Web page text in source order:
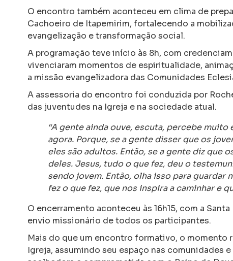
O encontro também aconteceu em clima de
Cachoeiro de Itapemirim, fortalecendo a
evangelização e transformação social.
A programação teve início às 8h, com
vivenciaram momentos de espiritualidade,
a missão evangelizadora das Comunidades
A assessoria do encontro foi conduzida por
das juventudes na Igreja e na sociedade atual.
“A gente ainda ouve, escuta, percebe
agora. Porque, se a gente disser que os
eles são adultos. Então, se a gente diz que
deles. Jesus, tudo o que fez, deu o
sendo jovem. Então, olha isso para guardar
fez o que fez, que nos inspira a caminhar e
O encerramento aconteceu às 16h15, com a
envio missionário de todos os participantes.
Mais do que um encontro formativo, o momento
Igreja, assumindo seu espaço nas comunidades